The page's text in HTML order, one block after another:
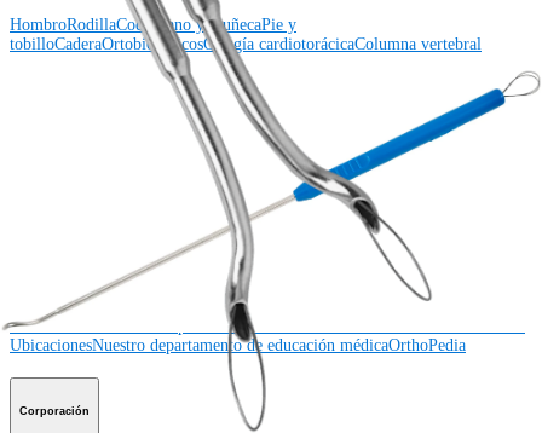
HombroRodillaCodoMano y muñecaPie y
tobilloCaderaOrtobiológicosCirugía cardiotorácicaColumna vertebral
Mano y muñeca Pie y tobilloCadera
Columna vertebralImagen y resección
Educación médica Descripción de cursos
UbicacionesNuestro departamento de educación médicaOrthoPedia
Corporación